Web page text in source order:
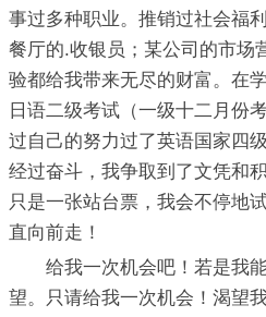
事过多种职业。推销过社会福
餐厅的.收银员；某公司的市场
验都给我带来无尽的财富。在
日语二级考试（一级十二月份
过自己的努力过了英语国家四
经过奋斗，我争取到了文凭和
只是一张站台票，我会不停地
直向前走！
给我一次机会吧！若是我能
望。只请给我一次机会！渴望